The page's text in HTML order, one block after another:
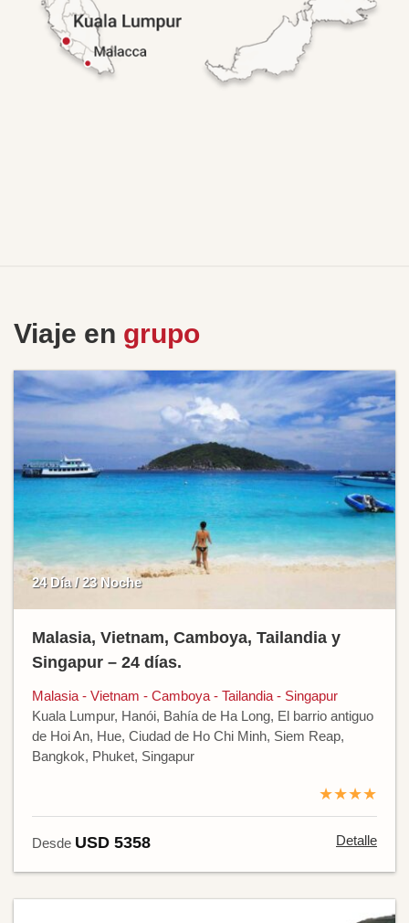
Viaje en grupo
24 Día / 23 Noche
Malasia, Vietnam, Camboya, Tailandia y
Singapur – 24 días.
Malasia - Vietnam - Camboya - Tailandia - Singapur
Kuala Lumpur, Hanói, Bahía de Ha Long, El barrio antiguo
de Hoi An, Hue, Ciudad de Ho Chi Minh, Siem Reap,
Bangkok, Phuket, Singapur
★★★★
Desde USD 5358 Detalle